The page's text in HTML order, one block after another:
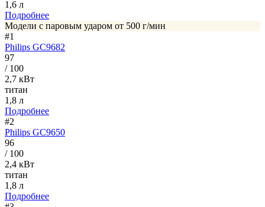
1,6 л
Подробнее
Модели с паровым ударом от 500 г/мин
#1
Philips GC9682
97
/ 100
2,7 кВт
титан
1,8 л
Подробнее
#2
Philips GC9650
96
/ 100
2,4 кВт
титан
1,8 л
Подробнее